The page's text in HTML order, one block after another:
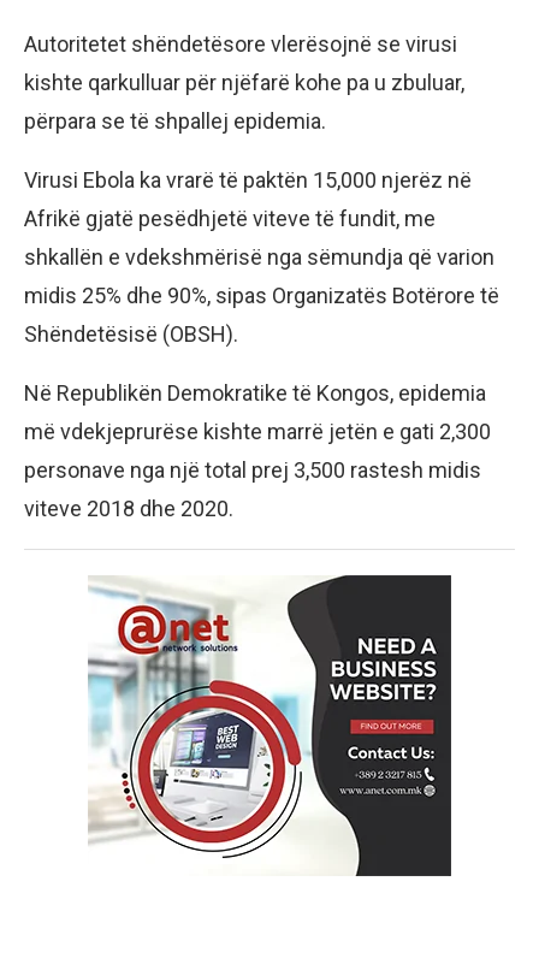
Autoritetet shëndetësore vlerësojnë se virusi
kishte qarkulluar për njëfarë kohe pa u zbuluar,
përpara se të shpallej epidemia.
Virusi Ebola ka vrarë të paktën 15,000 njerëz në
Afrikë gjatë pesëdhjetë viteve të fundit, me
shkallën e vdekshmërisë nga sëmundja që varion
midis 25% dhe 90%, sipas Organizatës Botërore të
Shëndetësisë (OBSH).
Në Republikën Demokratike të Kongos, epidemia
më vdekjeprurëse kishte marrë jetën e gati 2,300
personave nga një total prej 3,500 rastesh midis
viteve 2018 dhe 2020.